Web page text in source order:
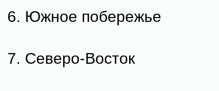
6. Южное побережье
7. Северо-Восток